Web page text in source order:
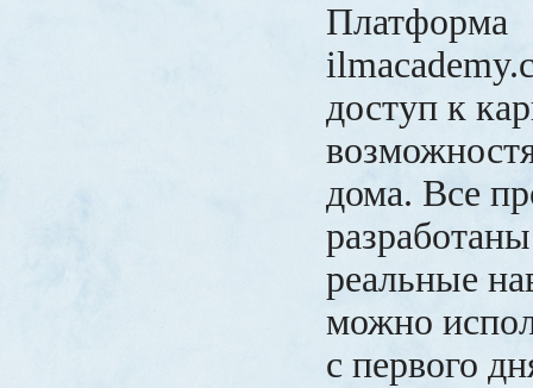
Платформа
доступ к
дома. Все
реальные
можно
с первого